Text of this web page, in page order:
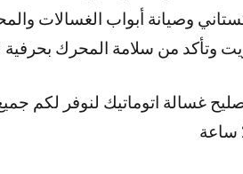
وصيانة أبواب الغسالات
وتأكد من سلامة المحرك بحرفية
غسالة اتوماتيك لنوفر لكم